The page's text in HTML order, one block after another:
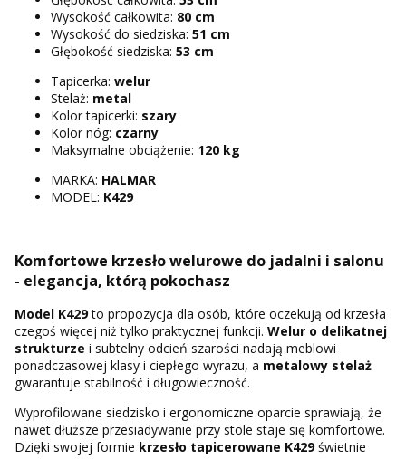
Wysokość całkowita: 80 cm
Wysokość do siedziska: 51 cm
Głębokość siedziska: 53 cm
Tapicerka: welur
Stelaż: metal
Kolor tapicerki: szary
Kolor nóg: czarny
Maksymalne obciążenie: 120 kg
MARKA: HALMAR
MODEL: K429
Komfortowe krzesło welurowe do jadalni i salonu
- elegancja, którą pokochasz
Model K429to propozycja dla osób, które oczekują od krzesła
czegoś więcej niż tylko praktycznej funkcji. Welur o delikatnej
strukturze i subtelny odcień szarości nadają meblowi
ponadczasowej klasy i ciepłego wyrazu, a metalowy stelaż
gwarantuje stabilność i długowieczność.
Wyprofilowane siedzisko i ergonomiczne oparcie sprawiają, że
nawet dłuższe przesiadywanie przy stole staje się komfortowe.
Dzięki swojej formie krzesło tapicerowane K429świetnie